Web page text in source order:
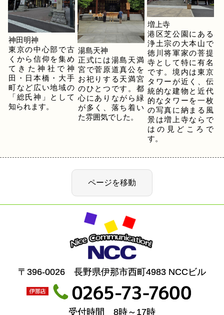
神田明神
東京の中心部で古
くから信仰を集め
てきた神社で神
田・日本橋・大手
町など広い地域の
「総氏神」として
知られます。
湯島天神
正式には湯島天満
宮で菅原道真公を
お祀りする天満宮
のひとつです。都
心にありながら緑
が多く、落ち着い
た雰囲気でした。
増上寺
港区芝公園にある
浄土宗の大本山で
徳川将軍家の菩提
寺として特に有名
です。境内は東京
タワーが近く、伝
統的な建物と近代
的なタワーを一枚
の写真に納まる風
景は増上寺ならで
はの見どころで
す。
〒396-0026 長野県伊那市西町4983 NCCビル
受付時間 8時～17時